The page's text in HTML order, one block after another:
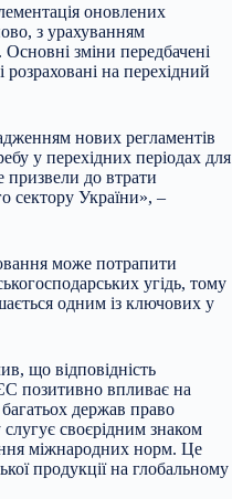
оновлених
з урахуванням
зміни передбачені
на перехідний
нових регламентів
у перехідних періодах для
до втрати
сектору України», –
може потрапити
угідь, тому
одним із ключових у
що відповідність
позитивно впливає на
держав право
своєрідним знаком
міжнародних норм. Це
продукції на глобальному